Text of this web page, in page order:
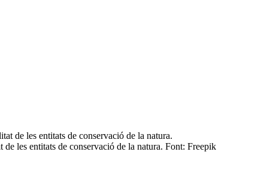
les entitats de conservació de la natura. Font: Freepik